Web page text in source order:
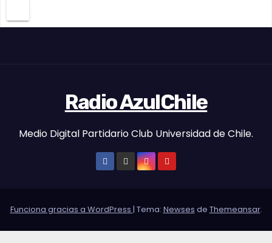
Radio AzulChile
Medio Digital Partidario Club Universidad de Chile.
Funciona gracias a WordPress | Tema: Newses de Themeansar.